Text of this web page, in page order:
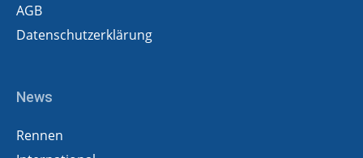
AGB
Datenschutzerklärung
News
Rennen